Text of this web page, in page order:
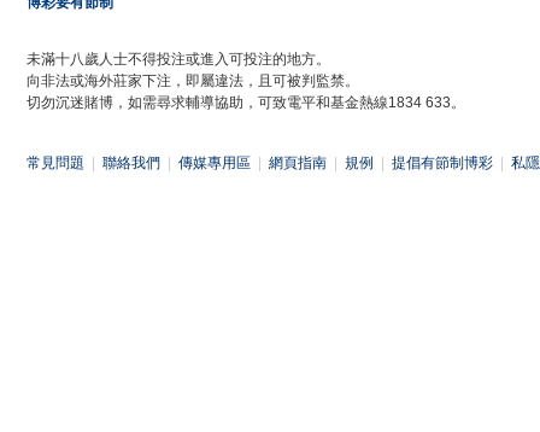
未滿十八歲人士不得投注或進入可投注的地方。
向非法或海外莊家下注，即屬違法，且可被判監禁。
切勿沉迷賭博，如需尋求輔導協助，可致電平和基金熱線1834 633。
常見問題 聯絡我們 傳媒專用區 網頁指南 規例 提倡有節制博彩 私